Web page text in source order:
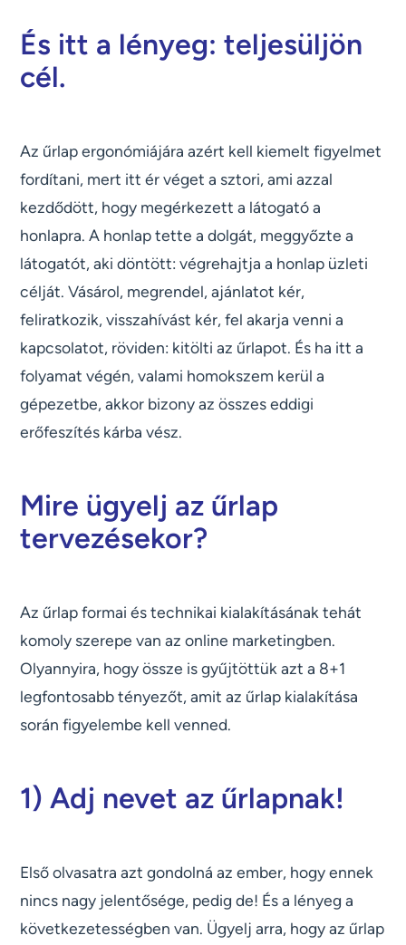
És itt a lényeg: teljesüljön
cél.
Az űrlap ergonómiájára azért kell kiemelt figyelmet
fordítani, mert itt ér véget a sztori, ami azzal
kezdődött, hogy megérkezett a látogató a
honlapra. A honlap tette a dolgát, meggyőzte a
látogatót, aki döntött: végrehajtja a honlap üzleti
célját. Vásárol, megrendel, ajánlatot kér,
feliratkozik, visszahívást kér, fel akarja venni a
kapcsolatot, röviden: kitölti az űrlapot. És ha itt a
folyamat végén, valami homokszem kerül a
gépezetbe, akkor bizony az összes eddigi
erőfeszítés kárba vész.
Mire ügyelj az űrlap
tervezésekor?
Az űrlap formai és technikai kialakításának tehát
komoly szerepe van az online marketingben.
Olyannyira, hogy össze is gyűjtöttük azt a 8+1
legfontosabb tényezőt, amit az űrlap kialakítása
során figyelembe kell venned.
1) Adj nevet az űrlapnak!
Első olvasatra azt gondolná az ember, hogy ennek
nincs nagy jelentősége, pedig de! És a lényeg a
következetességben van. Ügyelj arra, hogy az űrlap